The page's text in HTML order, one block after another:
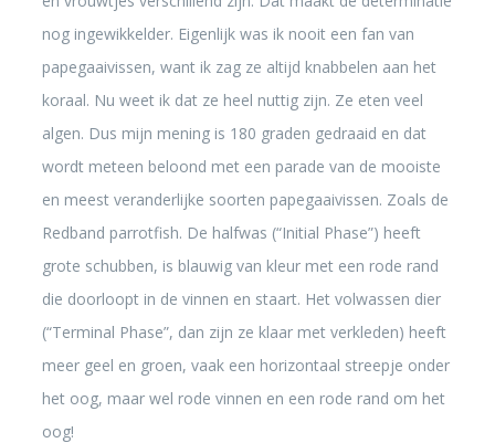
nog ingewikkelder. Eigenlijk was ik nooit een fan van
papegaaivissen, want ik zag ze altijd knabbelen aan het
koraal. Nu weet ik dat ze heel nuttig zijn. Ze eten veel
algen. Dus mijn mening is 180 graden gedraaid en dat
wordt meteen beloond met een parade van de mooiste
en meest veranderlijke soorten papegaaivissen. Zoals de
Redband parrotfish. De halfwas (“Initial Phase”) heeft
grote schubben, is blauwig van kleur met een rode rand
die doorloopt in de vinnen en staart. Het volwassen dier
(“Terminal Phase”, dan zijn ze klaar met verkleden) heeft
meer geel en groen, vaak een horizontaal streepje onder
het oog, maar wel rode vinnen en een rode rand om het
oog!